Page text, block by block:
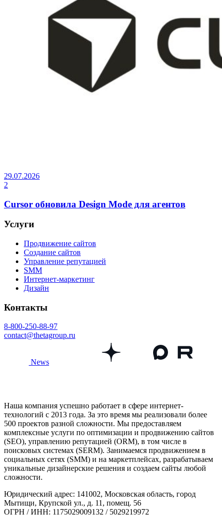
29.07.2026
2
Cursor обновила Design Mode для агентов
Услуги
Продвижение сайтов
Создание сайтов
Управление репутацией
SMM
Интернет-маркетинг
Дизайн
Контакты
8-800-250-88-97
contact@thetagroup.ru
News
Наша компания успешно работает в сфере интернет-
технологий с 2013 года. За это время мы реализовали более
500 проектов разной сложности. Мы предоставляем
комплексные услуги по оптимизации и продвижению сайтов
(SEO), управлению репутацией (ORM), в том числе в
поисковых системах (SERM). Занимаемся продвижением в
социальных сетях (SMM) и на маркетплейсах, разрабатываем
уникальные дизайнерские решения и создаем сайты любой
сложности.
Юридический адрес: 141002, Московская область, город
Мытищи, Крупской ул., д. 11, помещ. 56
ОГРН / ИНН: 1175029009132 / 5029219972